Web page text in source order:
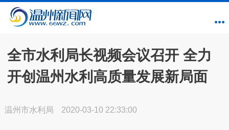
全市水利局长视频会议召开 全力
开创温州水利高质量发展新局面
温州市水利局 2020-03-10 22:33:00